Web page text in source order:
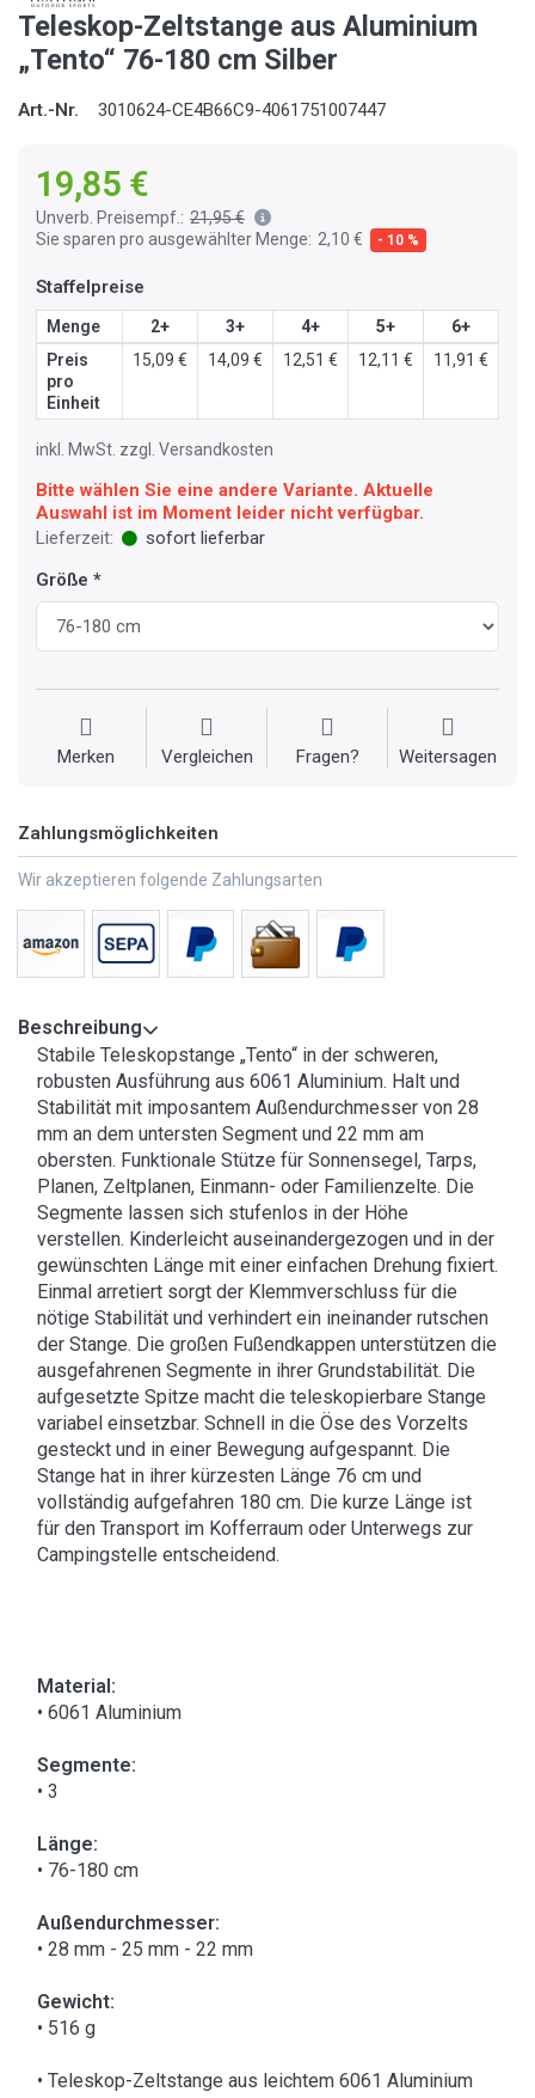
Teleskop-Zeltstange aus Aluminium
„Tento“ 76-180 cm Silber
Art.-Nr. 3010624-CE4B66C9-4061751007447
19,85 €
Unverb. Preisempf.: 21,95 €
Sie sparen pro ausgewählter Menge: 2,10 € - 10 %
Staffelpreise
Menge 2+ 3+ 4+ 5+
6+
Preis
pro
Einheit
15,09 € 14,09 € 12,51 € 12,11 € 11,91 €
inkl. MwSt. zzgl. Versandkosten
Bitte wählen Sie eine andere Variante. Aktuelle
Auswahl ist im Moment leider nicht verfügbar.
Lieferzeit:
sofort lieferbar
Größe
Merken Vergleichen Fragen? Weitersagen
Zahlungsmöglichkeiten
Wir akzeptieren folgende Zahlungsarten
Beschreibung
Stabile Teleskopstange „Tento“ in der schweren,
robusten Ausführung aus 6061 Aluminium. Halt und
Stabilität mit imposantem Außendurchmesser von 28
mm an dem untersten Segment und 22 mm am
obersten. Funktionale Stütze für Sonnensegel, Tarps,
Planen, Zeltplanen, Einmann- oder Familienzelte. Die
Segmente lassen sich stufenlos in der Höhe
verstellen. Kinderleicht auseinandergezogen und in der
gewünschten Länge mit einer einfachen Drehung fixiert.
Einmal arretiert sorgt der Klemmverschluss für die
nötige Stabilität und verhindert ein ineinander rutschen
der Stange. Die großen Fußendkappen unterstützen die
ausgefahrenen Segmente in ihrer Grundstabilität. Die
aufgesetzte Spitze macht die teleskopierbare Stange
variabel einsetzbar. Schnell in die Öse des Vorzelts
gesteckt und in einer Bewegung aufgespannt. Die
Stange hat in ihrer kürzesten Länge 76 cm und
vollständig aufgefahren 180 cm. Die kurze Länge ist
für den Transport im Kofferraum oder Unterwegs zur
Campingstelle entscheidend.
Material:
• 6061 Aluminium
Segmente:
• 3
Länge:
• 76-180 cm
Außendurchmesser:
• 28 mm - 25 mm - 22 mm
Gewicht:
• 516 g
• Teleskop-Zeltstange aus leichtem 6061 Aluminium